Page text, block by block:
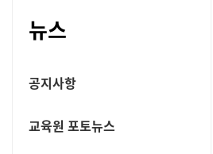
뉴스
공지사항
교육원 포토뉴스